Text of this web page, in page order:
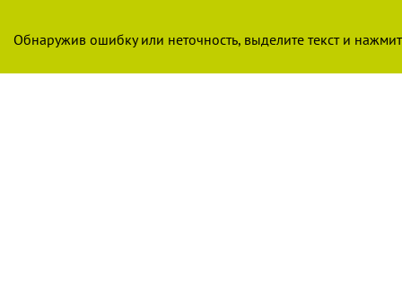
Обнаружив ошибку или неточность, выделите текст и